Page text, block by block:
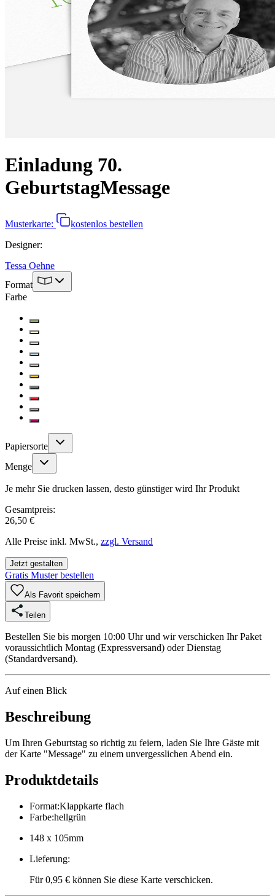
Einladung 70.
GeburtstagMessage
Musterkarte:
kostenlos bestellen
Designer:
Tessa Oehne
Format
Farbe
Papiersorte
Menge
Je mehr Sie drucken lassen, desto günstiger wird Ihr Produkt
Gesamtpreis:
26,50 €
Alle Preise inkl. MwSt., zzgl. Versand
Jetzt gestalten
Gratis Muster bestellen
Als Favorit speichern
Teilen
Bestellen Sie bis morgen 10:00 Uhr und wir verschicken Ihr Paket
voraussichtlich Montag (Expressversand) oder Dienstag
(Standardversand).
Auf einen Blick
Beschreibung
Um Ihren Geburtstag so richtig zu feiern, laden Sie Ihre Gäste mit
der Karte "Message" zu einem unvergesslichen Abend ein.
Produktdetails
Format:Klappkarte flach
Farbe:hellgrün
148 x 105mm
Lieferung:
Für 0,95 € können Sie diese Karte verschicken.